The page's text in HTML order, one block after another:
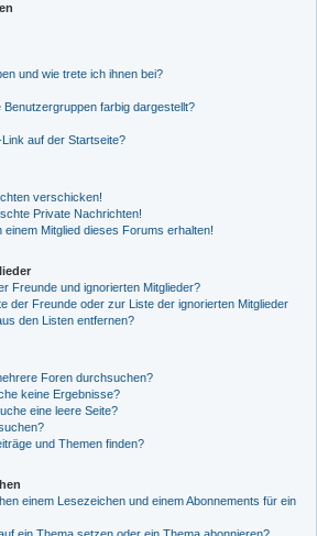
und wie trete ich ihnen bei?
farbig dargestellt?
auf der Startseite?
verschicken!
Private Nachrichten!
Mitglied dieses Forums erhalten!
Freunde und ignorierten Mitglieder?
der Freunde oder zur Liste der ignorierten Mitglieder
den Listen entfernen?
Foren durchsuchen?
keine Ergebnisse?
eine leere Seite?
und Themen finden?
einem Lesezeichen und einem Abonnements für ein